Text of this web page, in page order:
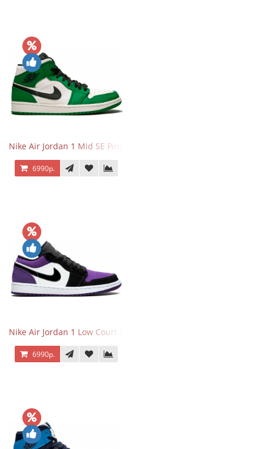
Nike Air Jordan 1 Mid SE Pine Green
6990р.
Nike Air Jordan 1 Low Court Purple
6990р.